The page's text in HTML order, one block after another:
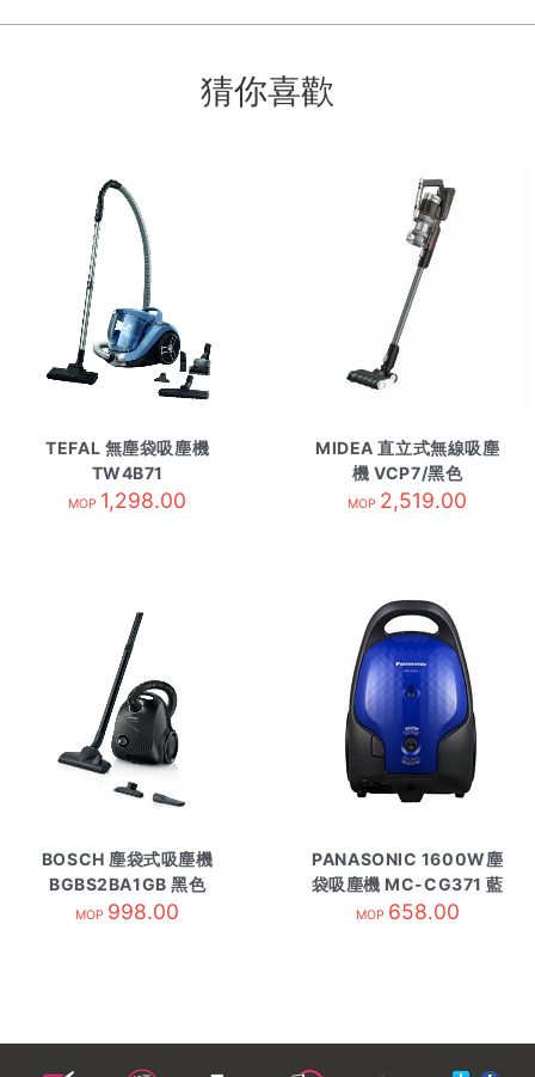
猜你喜歡
TEFAL 無塵袋吸塵機
TW4B71
MOP 1,298.00
MIDEA 直立式無線吸塵
機 VCP7/黑色
MOP 2,519.00
BOSCH 塵袋式吸塵機
BGBS2BA1GB 黑色
MOP 998.00
PANASONIC 1600W塵
袋吸塵機 MC-CG371 藍
MOP 658.00